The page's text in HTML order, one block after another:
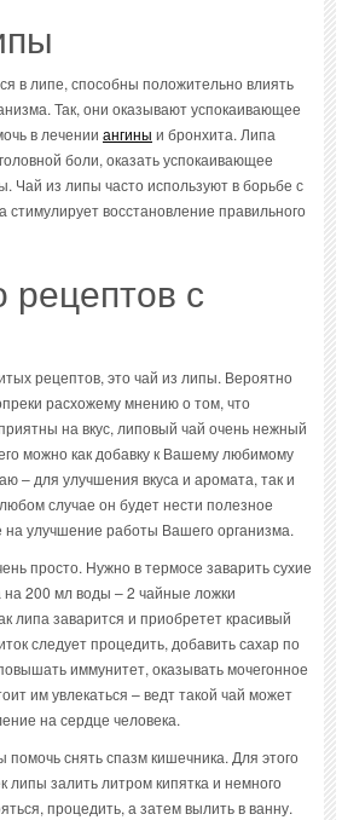
в липе, способны положительно влиять
Так, они оказывают успокаивающее
в лечении ангины и бронхита. Липа
боли, оказать успокаивающее
Чай из липы часто используют в борьбе с
восстановление правильного
рецептов с
рецептов, это чай из липы. Вероятно
расхожему мнению о том, что
на вкус, липовый чай очень нежный
можно как добавку к Вашему любимому
– для улучшения вкуса и аромата, так и
случае он будет нести полезное
на улучшение работы Вашего организма.
просто. Нужно в термосе заварить сухие
на 200 мл воды – 2 чайные ложки
липа заварится и приобретет красивый
следует процедить, добавить сахар по
иммунитет, оказывать мочегонное
им увлекаться – ведт такой чай может
на сердце человека.
снять спазм кишечника. Для этого
липы залить литром кипятка и немного
процедить, а затем вылить в ванну.